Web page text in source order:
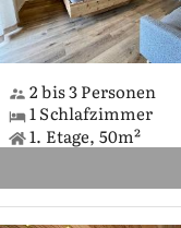
2 bis 3 Personen
1 Schlafzimmer
1. Etage, 50m²